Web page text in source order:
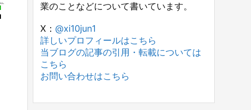
業のことなどについて書いています。
X： @xi10jun1
詳しいプロフィールはこちら
当ブログの記事の引用・転載については
こちら
お問い合わせはこちら